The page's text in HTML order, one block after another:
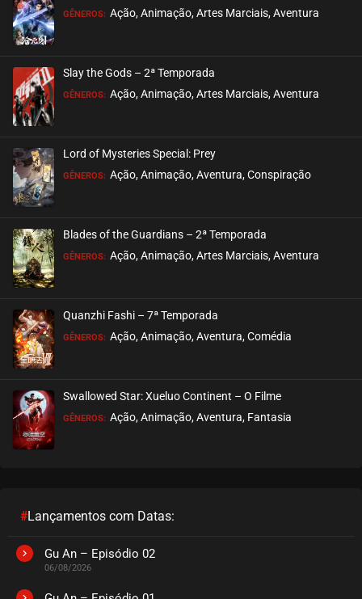
GÊNEROS: Ação, Animação, Artes Marciais, Aventura
Slay the Gods – 2ª Temporada
GÊNEROS: Ação, Animação, Artes Marciais, Aventura
Lord of Mysteries Special: Prey
GÊNEROS: Ação, Animação, Aventura, Conspiração
Blades of the Guardians – 2ª Temporada
GÊNEROS: Ação, Animação, Artes Marciais, Aventura
Quanzhi Fashi – 7ª Temporada
GÊNEROS: Ação, Animação, Aventura, Comédia
Swallowed Star: Xueluo Continent – O Filme
GÊNEROS: Ação, Animação, Aventura, Fantasia
#Lançamentos com Datas:
Gu An – Episódio 02
06/08/2026